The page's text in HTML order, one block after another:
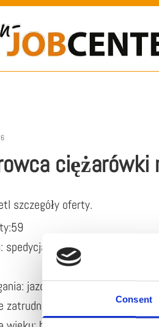
Consent
ciężarówki
szczegóły oferty.
spedycja
jazda po mieście,
zatrudnienia: Gronau